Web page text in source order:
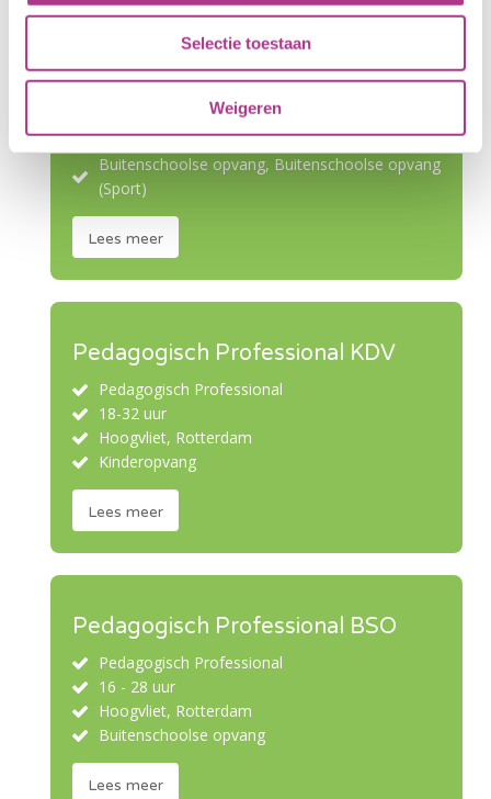
Selectie toestaan
Weigeren
Begeleider Kinderdagcentrum
Alle regio's
Buitenschoolse opvang, Buitenschoolse opvang
(Sport)
Lees meer
Pedagogisch Professional KDV
Pedagogisch Professional
18-32 uur
Hoogvliet, Rotterdam
Kinderopvang
Lees meer
Pedagogisch Professional BSO
Pedagogisch Professional
16 - 28 uur
Hoogvliet, Rotterdam
Buitenschoolse opvang
Lees meer